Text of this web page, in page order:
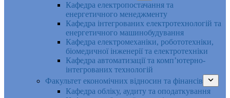
Кафедра електропостачання та
енергетичного менеджменту
Кафедра інтегрованих електротехнологій та
енергетичного машинобудування
Кафедра електромеханіки, робототехніки,
біомедичної інженерії та електротехніки
Кафедра автоматизації та комп’ютерно-
інтегрованих технологій
Факультет економічних відносин та фінансів
Кафедра обліку, аудиту та оподаткування